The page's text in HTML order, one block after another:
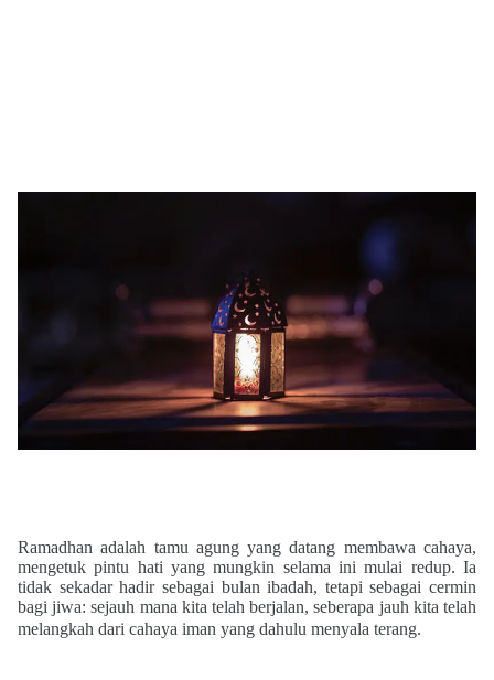
Ramadhan adalah tamu agung yang datang membawa cahaya,
mengetuk pintu hati yang mungkin selama ini mulai redup. Ia
tidak sekadar hadir sebagai bulan ibadah, tetapi sebagai cermin
bagi jiwa: sejauh mana kita telah berjalan, seberapa jauh kita telah
melangkah dari cahaya iman yang dahulu menyala terang.